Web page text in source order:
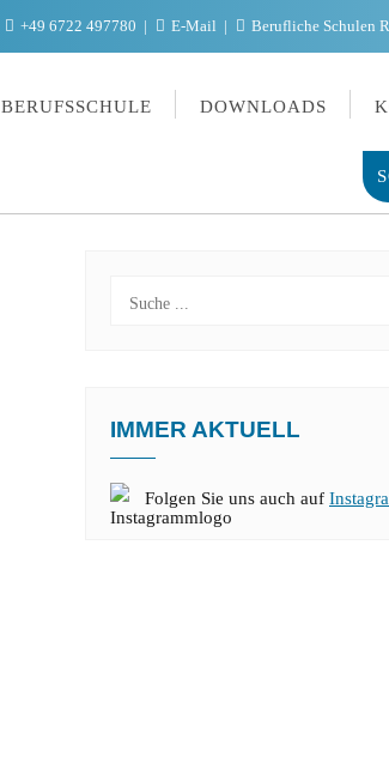
+49 6722 497780 E-Mail Berufliche Schulen
BERUFSSCHULE DOWNLOADS
IMMER AKTUELL
Folgen Sie uns auch auf